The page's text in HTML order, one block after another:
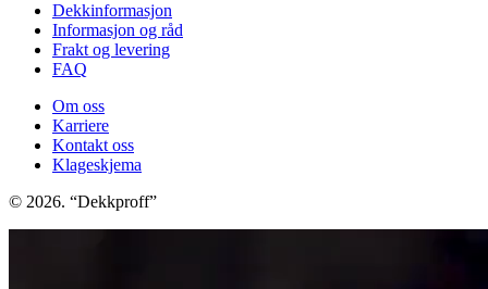
Dekkinformasjon
Informasjon og råd
Frakt og levering
FAQ
Om oss
Karriere
Kontakt oss
Klageskjema
© 2026. “Dekkproff”